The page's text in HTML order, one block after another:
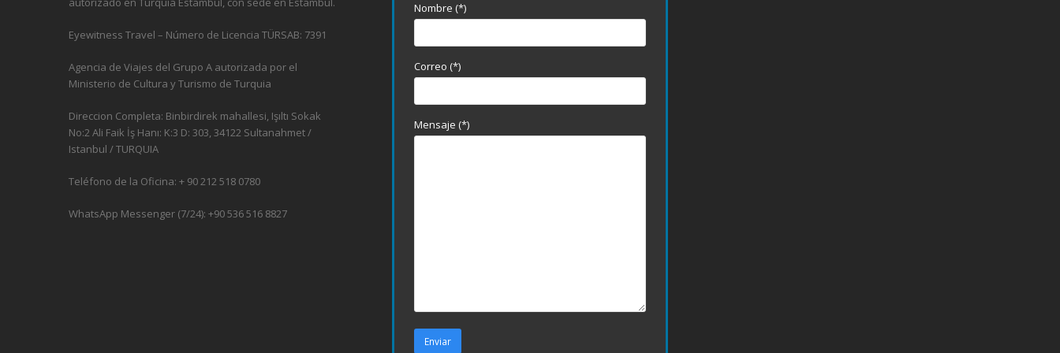
Eyewitness Travel – Número de Licencia TÜRSAB: 7391
Agencia de Viajes del Grupo A autorizada por el
Ministerio de Cultura y Turismo de Turquia
Direccion Completa: Binbirdirek mahallesi, Işıltı Sokak
No:2 Ali Faik İş Hanı: K:3 D: 303, 34122 Sultanahmet /
Istanbul / TURQUIA
Teléfono de la Oficina: + 90 212 518 0780
WhatsApp Messenger (7/24): +90 536 516 8827
Nombre (*)
Correo (*)
Mensaje (*)